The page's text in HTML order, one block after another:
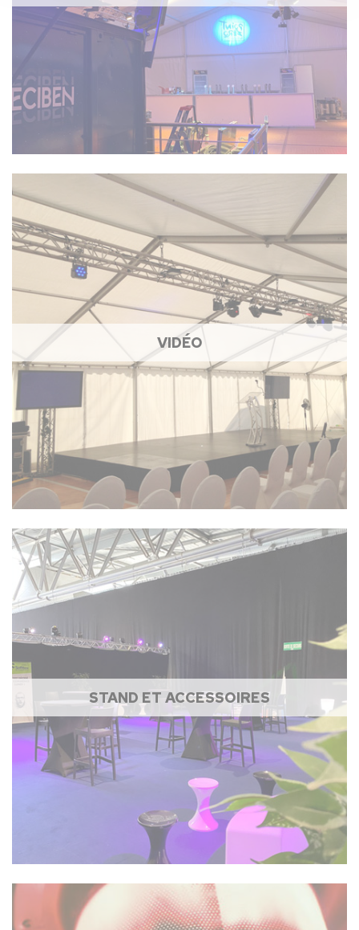
VIDÉO
STAND ET ACCESSOIRES